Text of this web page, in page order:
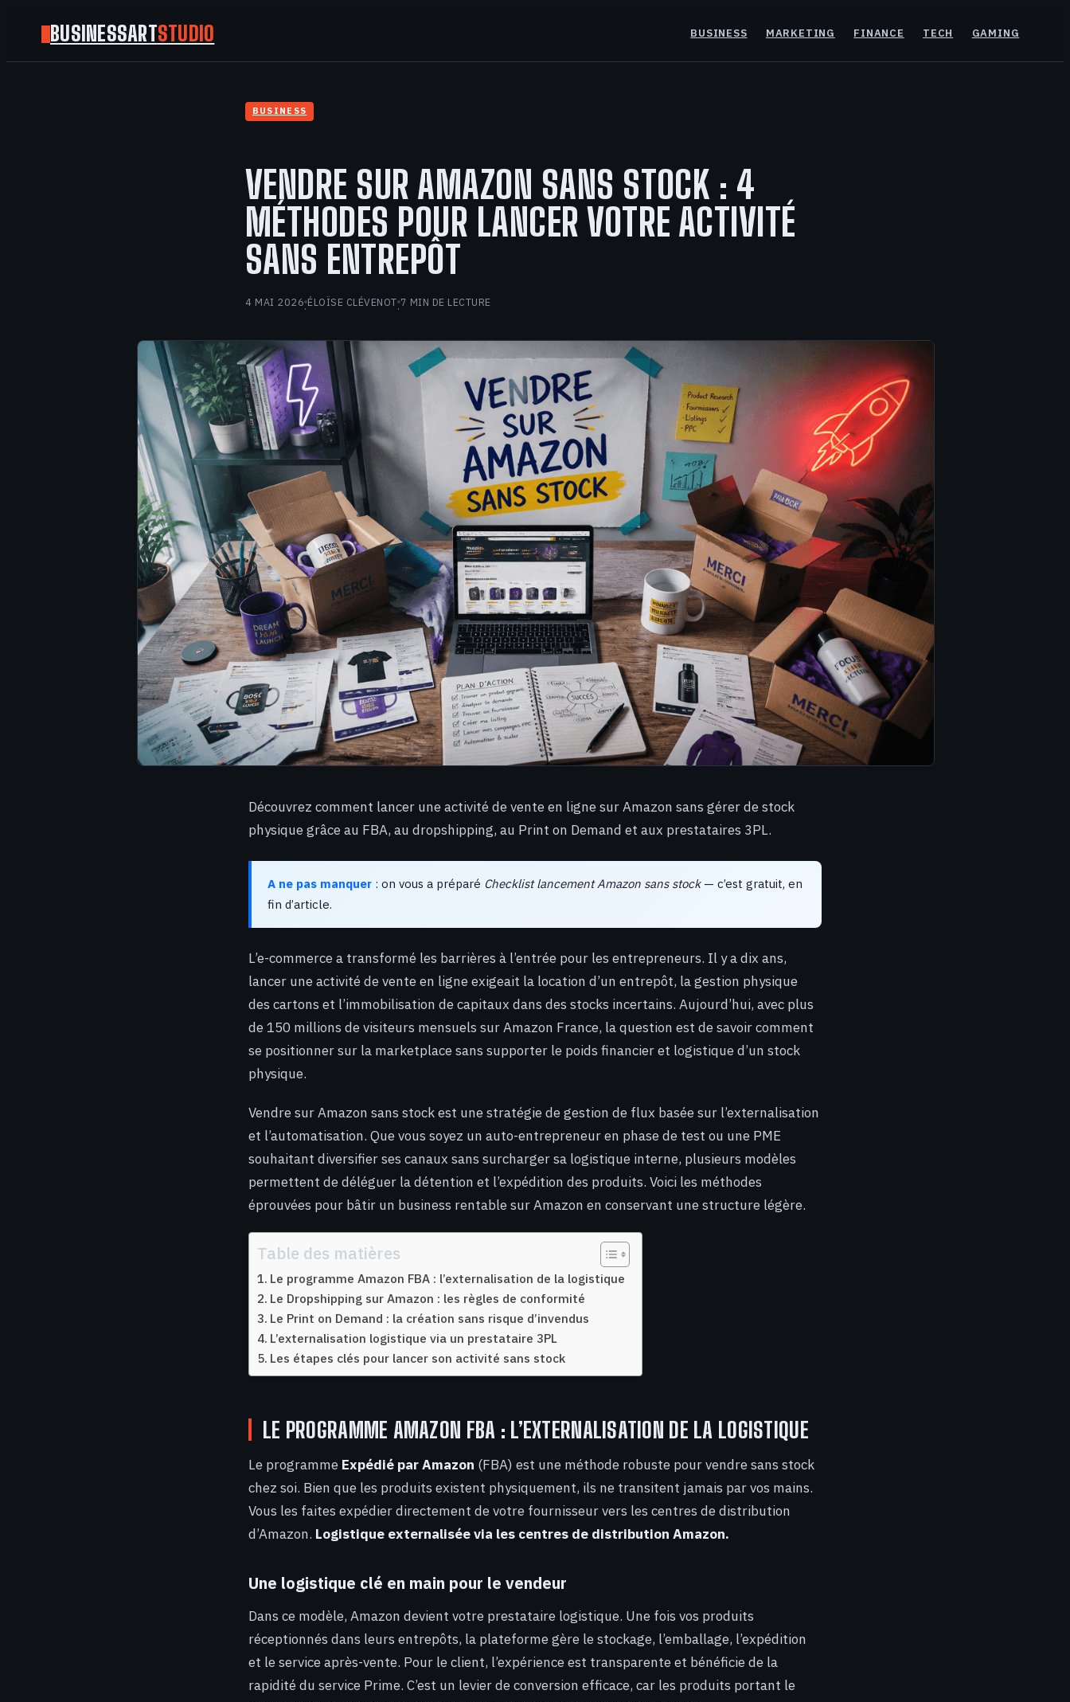
BUSINESSARTSTUDIO BUSINESS MARKETING FINANCE TECH GAMING
BUSINESS
VENDRE SUR AMAZON SANS STOCK : 4
MÉTHODES POUR LANCER VOTRE ACTIVITÉ
SANS ENTREPÔT
4 MAI 2026·ÉLOÏSE CLÉVENOT·7 MIN DE LECTURE
Découvrez comment lancer une activité de vente en ligne sur Amazon sans gérer de stock
physique grâce au FBA, au dropshipping, au Print on Demand et aux prestataires 3PL.
A ne pas manquer : on vous a préparé Checklist lancement Amazon sans stock— c’est gratuit, en
fin d’article.
L’e-commerce a transformé les barrières à l’entrée pour les entrepreneurs. Il y a dix ans,
lancer une activité de vente en ligne exigeait la location d’un entrepôt, la gestion physique
des cartons et l’immobilisation de capitaux dans des stocks incertains. Aujourd’hui, avec plus
de 150 millions de visiteurs mensuels sur Amazon France, la question est de savoir comment
se positionner sur la marketplace sans supporter le poids financier et logistique d’un stock
physique.
Vendre sur Amazon sans stock est une stratégie de gestion de flux basée sur l’externalisation
et l’automatisation. Que vous soyez un auto-entrepreneur en phase de test ou une PME
souhaitant diversifier ses canaux sans surcharger sa logistique interne, plusieurs modèles
permettent de déléguer la détention et l’expédition des produits. Voici les méthodes
éprouvées pour bâtir un business rentable sur Amazon en conservant une structure légère.
Table des matières
Le programme Amazon FBA : l’externalisation de la logistique
Le Dropshipping sur Amazon : les règles de conformité
Le Print on Demand : la création sans risque d’invendus
L’externalisation logistique via un prestataire 3PL
Les étapes clés pour lancer son activité sans stock
LE PROGRAMME AMAZON FBA : L’EXTERNALISATION DE LA LOGISTIQUE
Le programme Expédié par Amazon (FBA) est une méthode robuste pour vendre sans stock
chez soi. Bien que les produits existent physiquement, ils ne transitent jamais par vos mains.
Vous les faites expédier directement de votre fournisseur vers les centres de distribution
d’Amazon. Logistique externalisée via les centres de distribution Amazon.
Une logistique clé en main pour le vendeur
Dans ce modèle, Amazon devient votre prestataire logistique. Une fois vos produits
réceptionnés dans leurs entrepôts, la plateforme gère le stockage, l’emballage, l’expédition
et le service après-vente. Pour le client, l’expérience est transparente et bénéficie de la
rapidité du service Prime. C’est un levier de conversion efficace, car les produits portant le